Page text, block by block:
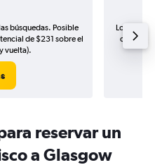
búsquedas. Posible
de $231 sobre el
vuelta).
Los
de
reservar un
a Glasgow